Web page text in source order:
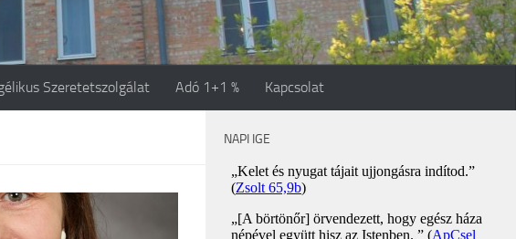
Szeretetszolgálat Adó 1+1 % Kapcsolat
NAPI IGE